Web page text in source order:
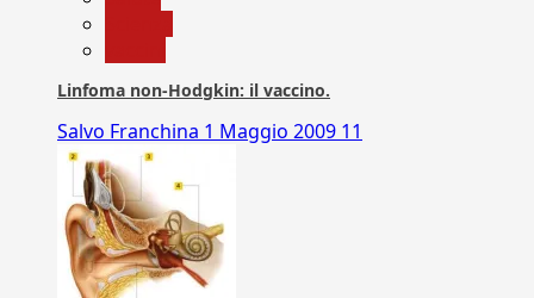
Linfoma non-Hodgkin: il vaccino.
Salvo Franchina 1 Maggio 2009 11